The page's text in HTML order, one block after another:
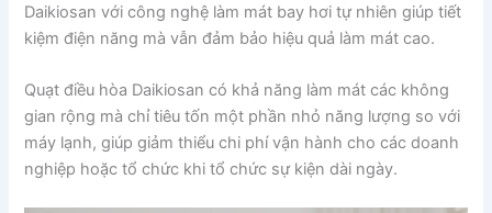
Daikiosan với công nghệ làm mát bay hơi tự nhiên giúp tiết
kiệm điện năng mà vẫn đảm bảo hiệu quả làm mát cao.
Quạt điều hòa Daikiosan có khả năng làm mát các không
gian rộng mà chỉ tiêu tốn một phần nhỏ năng lượng so với
máy lạnh, giúp giảm thiểu chi phí vận hành cho các doanh
nghiệp hoặc tổ chức khi tổ chức sự kiện dài ngày.